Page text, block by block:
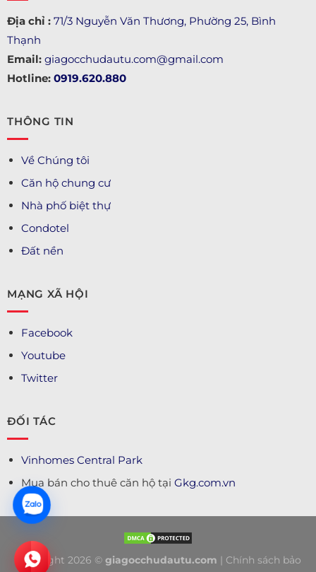
Địa chỉ : 71/3 Nguyễn Văn Thương, Phường 25, Bình
Thạnh
Email: giagocchudautu.com@gmail.com
Hotline: 0919.620.880
THÔNG TIN
Về Chúng tôi
Căn hộ chung cư
Nhà phố biệt thự
Condotel
Đất nền
MẠNG XÃ HỘI
Facebook
Youtube
Twitter
ĐỐI TÁC
Vinhomes Central Park
Mua bán cho thuê căn hộ tại Gkg.com.vn
Copyright 2026 © giagocchudautu.com | Chính sách bảo